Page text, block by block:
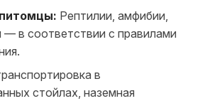
Рептилии, амфибии,
— в соответствии с правилами
в
стойлах, наземная